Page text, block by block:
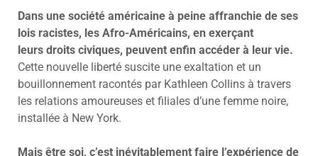
Dans une société américaine à peine affranchie de ses
lois racistes, les Afro-Américains, en exerçant
leurs droits civiques, peuvent enfin accéder à leur vie.
Cette nouvelle liberté suscite une exaltation et un
bouillonnement racontés par Kathleen Collins à travers
les relations amoureuses et filiales d’une femme noire,
installée à New York.
Mais être soi, c’est inévitablement faire l’expérience de